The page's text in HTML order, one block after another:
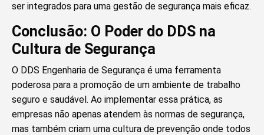
ser integrados para uma gestão de segurança mais eficaz.
Conclusão: O Poder do DDS na
Cultura de Segurança
O DDS Engenharia de Segurança é uma ferramenta
poderosa para a promoção de um ambiente de trabalho
seguro e saudável. Ao implementar essa prática, as
empresas não apenas atendem às normas de segurança,
mas também criam uma cultura de prevenção onde todos